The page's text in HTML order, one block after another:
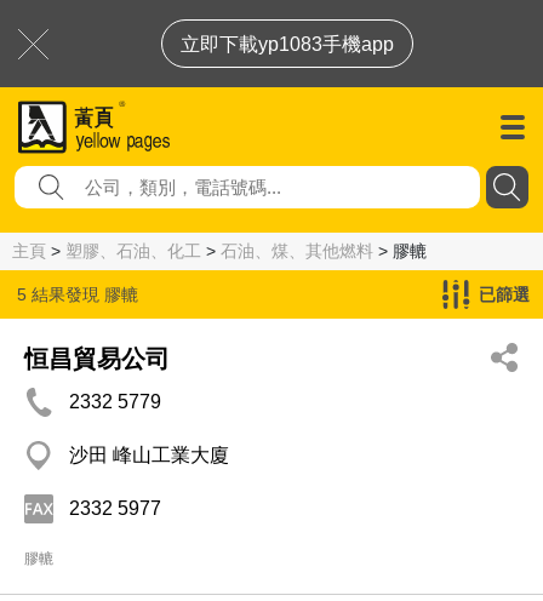
立即下載yp1083手機app
主頁 > 塑膠、石油、化工 > 石油、煤、其他燃料 > 膠轆
5 結果發現 膠轆 已篩選
恒昌貿易公司
2332 5779
沙田 峰山工業大廈
2332 5977
膠轆